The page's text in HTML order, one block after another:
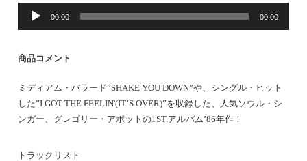
音
ー
00:00 00:00
商品コメント
ミディアム・バラード”SHAKE YOU DOWN”や、シングル・ヒット
した”I GOT THE FEELIN'(IT’S OVER)”を収録した、人気ソウル・シ
ンガー、グレゴリー・アボットの1ST.アルバム’86年作！
トラックリスト